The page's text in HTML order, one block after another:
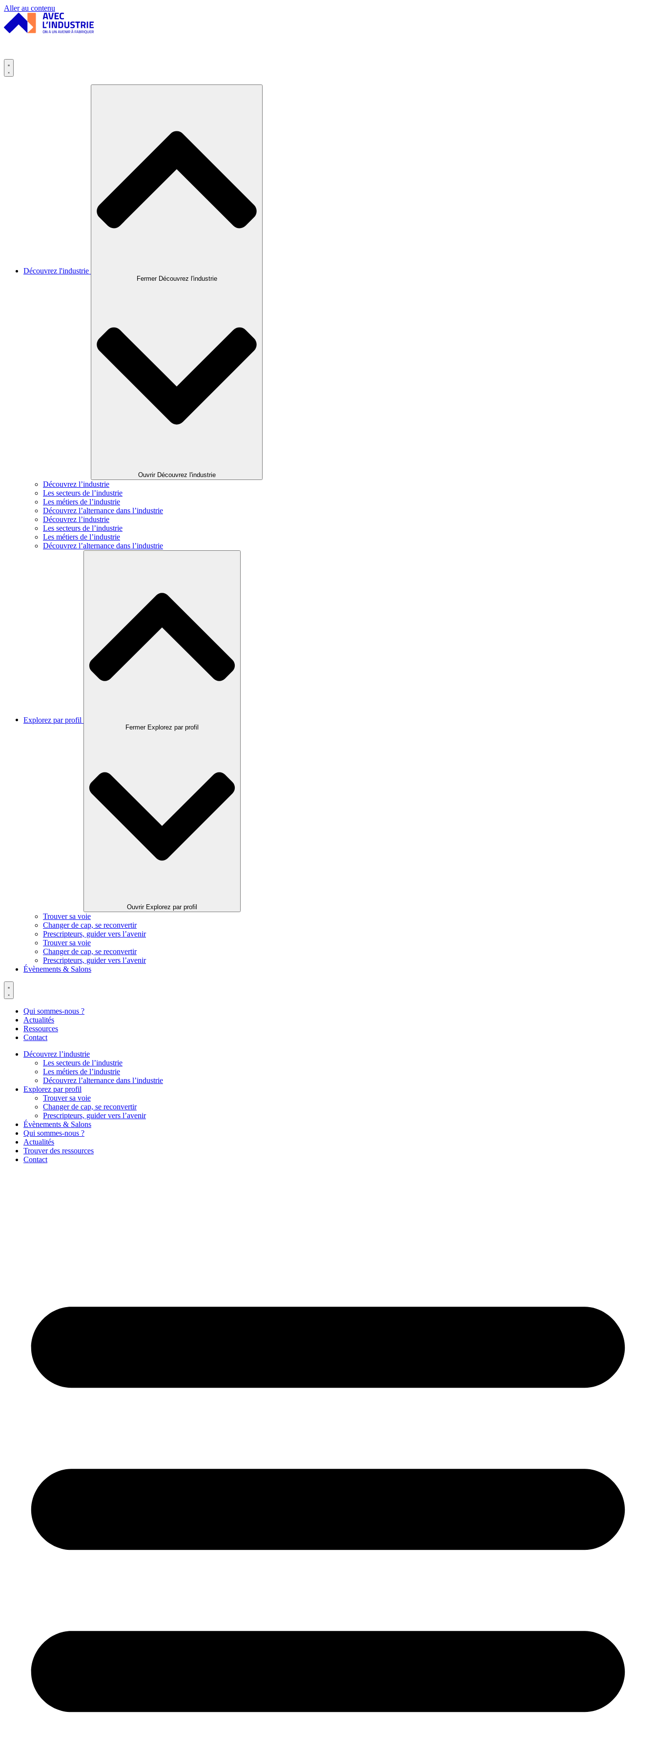
Panneau de gestion des cookies
Aller au contenu
Découvrez l'industrie
Fermer Découvrez l'industrie
Ouvrir Découvrez l'industrie
Découvrez l’industrie
Les secteurs de l’industrie
Les métiers de l’industrie
Découvrez l’alternance dans l’industrie
Découvrez l’industrie
Les secteurs de l’industrie
Les métiers de l’industrie
Découvrez l’alternance dans l’industrie
Explorez par profil
Fermer Explorez par profil
Ouvrir Explorez par profil
Trouver sa voie
Changer de cap, se reconvertir
Prescripteurs, guider vers l’avenir
Trouver sa voie
Changer de cap, se reconvertir
Prescripteurs, guider vers l’avenir
Évènements & Salons
Qui sommes-nous ?
Actualités
Ressources
Contact
Découvrez l’industrie
Les secteurs de l’industrie
Les métiers de l’industrie
Découvrez l’alternance dans l’industrie
Explorez par profil
Trouver sa voie
Changer de cap, se reconvertir
Prescripteurs, guider vers l’avenir
Évènements & Salons
Qui sommes-nous ?
Actualités
Trouver des ressources
Contact